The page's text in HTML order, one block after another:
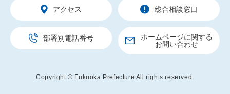
アクセス 総合相談窓口
部署別電話番号
ホームページに関する
お問い合わせ
Copyright © Fukuoka Prefecture All rights reserved.